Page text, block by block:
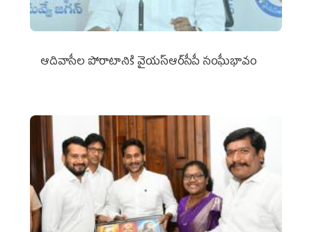
ఆదివాసీల పోరాటానికి వైయ‌స్ఆర్‌సీపీ సంఘీభావం